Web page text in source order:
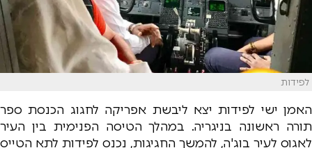
לפידות
האמן ישי לפידות יצא ליבשת אפריקה לחגוג הכנסת ספר
תורה ראשונה בניגריה. במהלך הטיסה הפנימית בין העיר
לאגוס לעיר בוג'ה, להמשך החגיגות, נכנס לפידות לתא הטייס